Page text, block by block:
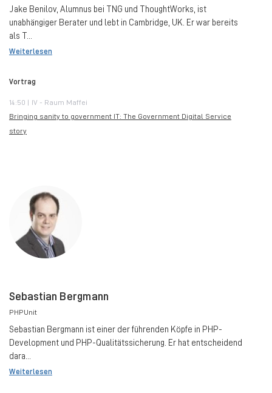
Jake Benilov, Alumnus bei TNG und ThoughtWorks, ist
unabhängiger Berater und lebt in Cambridge, UK. Er war bereits
als T...
Weiterlesen
Vortrag
14:50 | IV - Raum Maffei
Bringing sanity to government IT: The Government Digital Service
story
Sebastian Bergmann
PHPUnit
Sebastian Bergmann ist einer der führenden Köpfe in PHP-
Development und PHP-Qualitätssicherung. Er hat entscheidend
dara...
Weiterlesen